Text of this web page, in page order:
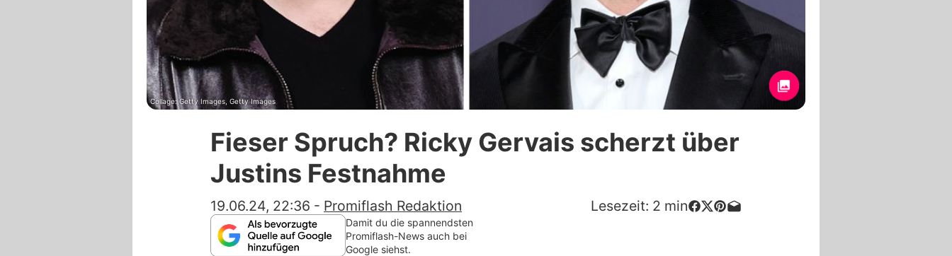
Redaktionelle Richtlinien
Impressum
Datenschutzerklärung
Nutzungsbedingungen
Utiq verwalten
Collage: Getty Images, Getty Images
Fieser Spruch? Ricky Gervais scherzt über
Justins Festnahme
19.06.24, 22:36 - Promiflash Redaktion Lesezeit: 2 min
Damit du die spannendsten
Promiflash-News auch bei
Google siehst.